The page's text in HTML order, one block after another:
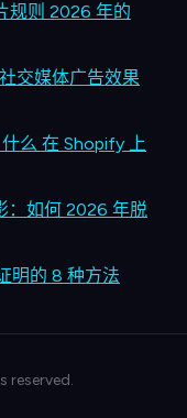
规则 2026 年的
交媒体广告效果
么 在 Shopify 上
：如何 2026 年脱
明的 8 种方法
reserved.